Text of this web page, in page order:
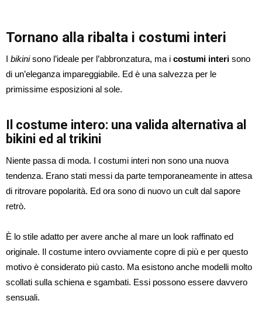
Tornano alla ribalta i costumi interi
I bikinisono l’ideale per l’abbronzatura, ma i costumi interi sono
di un’eleganza impareggiabile. Ed è una salvezza per le
primissime esposizioni al sole.
Il costume intero: una valida alternativa al
bikini ed al trikini
Niente passa di moda. I costumi interi non sono una nuova
tendenza. Erano stati messi da parte temporaneamente in attesa
di ritrovare popolarità. Ed ora sono di nuovo un cult dal sapore
retrò.
È lo stile adatto per avere anche al mare un look raffinato ed
originale. Il costume intero ovviamente copre di più e per questo
motivo è considerato più casto. Ma esistono anche modelli molto
scollati sulla schiena e sgambati. Essi possono essere davvero
sensuali.